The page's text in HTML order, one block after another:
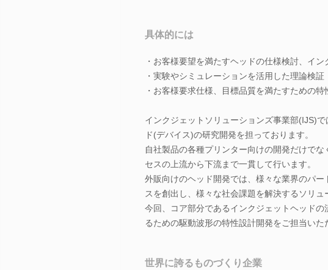
具体的には
・お客様要望を満たすヘッドの仕様検討、イ
・実験やシミュレーションを活用した理論検証
・お客様要求仕様、目標品質を満たすための
インクジェットソリューションズ事業部(IJS)
ド(デバイス)の研究開発を担っております。
自社製品の各種プリンター向けの開発だけで
セスの上流から下流まで一貫して行います。
外販向けのヘッド開発では、様々な業界のパ
スを創出し、様々な社会課題を解決するソリュ
今回、コア部分であるインクジェットヘッド
るための駆動波形の特性設計開発をご担当いた
世界に誇るものづくり企業